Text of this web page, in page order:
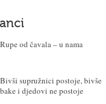
Rupe od čavala – u nama
Bivši supružnici postoje, bivše
bake i djedovi ne postoje